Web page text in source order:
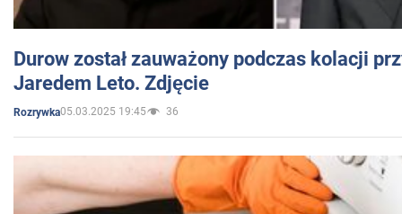
Durow został zauważony podczas kolacji
Jaredem Leto. Zdjęcie
Rozrywka05.03.2025 19:45 36